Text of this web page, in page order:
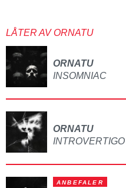
LÅTER AV ORNATU
ORNATU
INSOMNIAC
ORNATU
ANBEFALER